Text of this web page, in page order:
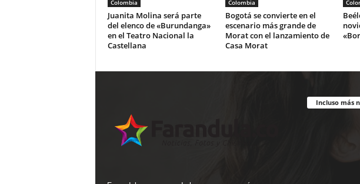
Colombia
Juanita Molina será parte
del elenco de «Burundanga»
en el Teatro Nacional la
Castellana
Colombia
Bogotá se convierte en el
escenario más grande de
Morat con el lanzamiento de
Casa Morat
Incluso más